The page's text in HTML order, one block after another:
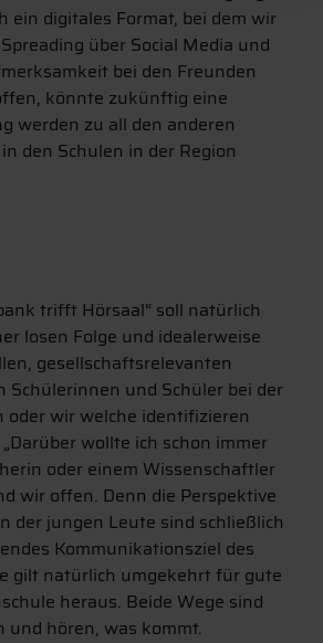
ein digitales Format, bei dem wir
über Social Media und
bei den Freunden
könnte zukünftig eine
werden zu all den anderen
den Schulen in der Region
trifft Hörsaal“ soll natürlich
losen Folge und idealerweise
gesellschaftsrelevanten
Schülerinnen und Schüler bei der
oder wir welche identifizieren
wollte ich schon immer
oder einem Wissenschaftler
wir offen. Denn die Perspektive
der jungen Leute sind schließlich
Kommunikationsziel des
gilt natürlich umgekehrt für gute
heraus. Beide Wege sind
und hören, was kommt.